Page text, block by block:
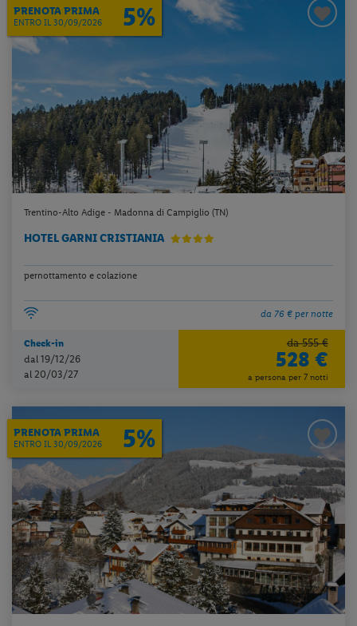
PRENOTA PRIMA
ENTRO IL 30/09/2026 5%
Trentino-Alto Adige - Madonna di Campiglio (TN)
HOTEL GARNI CRISTIANIA
pernottamento e colazione
da 76 € per notte
Check-in
dal 19/12/26
al 20/03/27
da 555 €
528 €
a persona per 7 notti
PRENOTA PRIMA
ENTRO IL 30/09/2026 5%